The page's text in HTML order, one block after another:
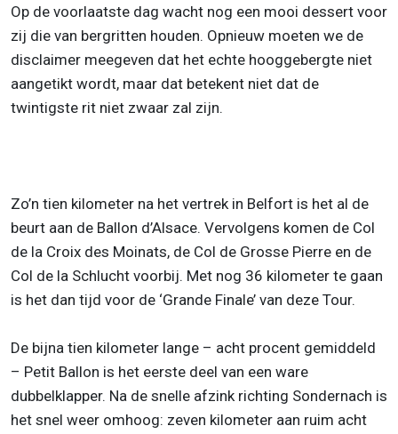
Op de voorlaatste dag wacht nog een mooi dessert voor
zij die van bergritten houden. Opnieuw moeten we de
disclaimer meegeven dat het echte hooggebergte niet
aangetikt wordt, maar dat betekent niet dat de
twintigste rit niet zwaar zal zijn.
Zo’n tien kilometer na het vertrek in Belfort is het al de
beurt aan de Ballon d’Alsace. Vervolgens komen de Col
de la Croix des Moinats, de Col de Grosse Pierre en de
Col de la Schlucht voorbij. Met nog 36 kilometer te gaan
is het dan tijd voor de ‘Grande Finale’ van deze Tour.
De bijna tien kilometer lange – acht procent gemiddeld
– Petit Ballon is het eerste deel van een ware
dubbelklapper. Na de snelle afzink richting Sondernach is
het snel weer omhoog: zeven kilometer aan ruim acht